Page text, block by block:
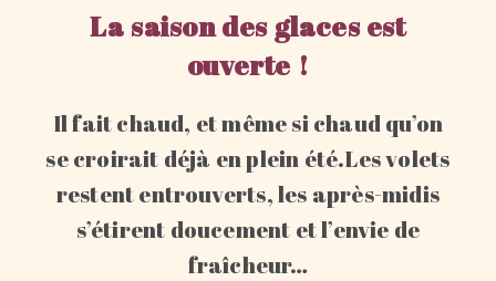
La saison des glaces est
ouverte !
Il fait chaud, et même si chaud qu’on
se croirait déjà en plein été.Les volets
restent entrouverts, les après-midis
s’étirent doucement et l’envie de
fraîcheur…